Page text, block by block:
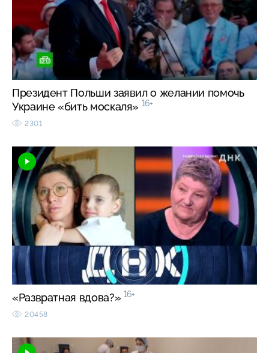
Президент Польши заявил о желании помочь
Украине «бить москаля» 16+
2301
«Развратная вдова?» 16+
20458